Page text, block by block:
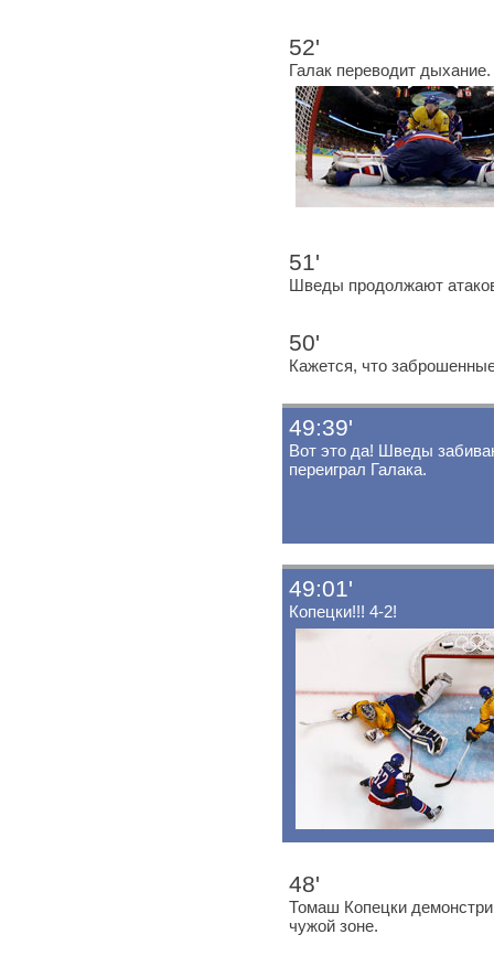
52'
Галак переводит
51'
Шведы продолжают
50'
Кажется, что
49:39'
Вот это да! Шведы
переиграл Галака.
49:01'
Копецки!!! 4-2!
48'
Томаш Копецки
чужой зоне.